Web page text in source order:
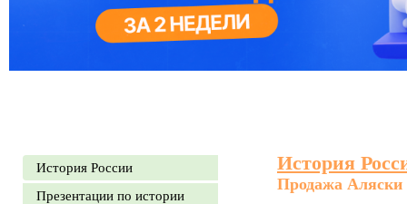
История России
Презентации по истории
История
Продажа Аляски